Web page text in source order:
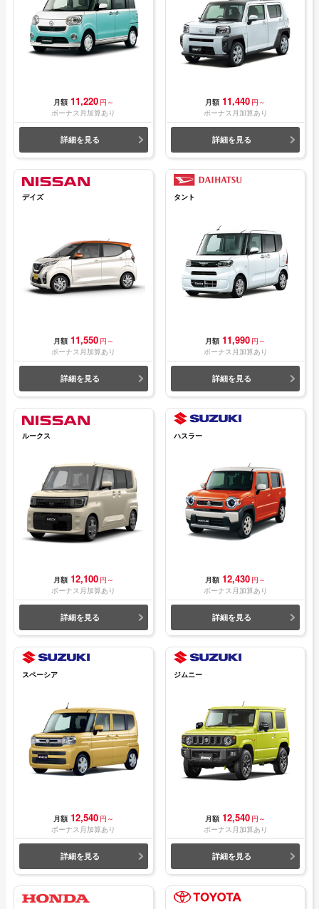
月額 11,220 円～
ボーナス月加算あり
詳細を見る
月額 11,440 円～
ボーナス月加算あり
詳細を見る
デイズ
月額 11,550 円～
ボーナス月加算あり
詳細を見る
タント
月額 11,990 円～
ボーナス月加算あり
詳細を見る
ルークス
月額 12,100 円～
ボーナス月加算あり
詳細を見る
ハスラー
月額 12,430 円～
ボーナス月加算あり
詳細を見る
スペーシア
月額 12,540 円～
ボーナス月加算あり
詳細を見る
ジムニー
月額 12,540 円～
ボーナス月加算あり
詳細を見る